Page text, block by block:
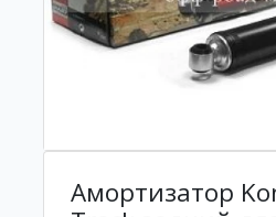
Амортизатор